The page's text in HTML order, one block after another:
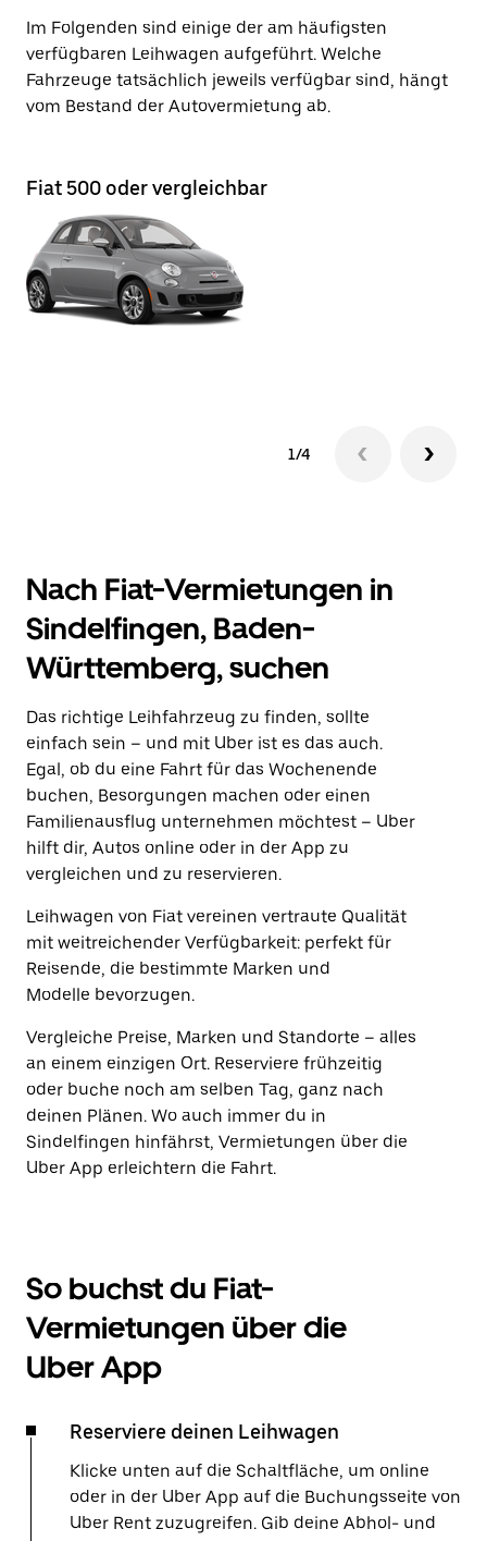
Im Folgenden sind einige der am häufigsten
verfügbaren Leihwagen aufgeführt. Welche
Fahrzeuge tatsächlich jeweils verfügbar sind, hängt
vom Bestand der Autovermietung ab.
Fiat 500 oder vergleichbar
1/4
Nach Fiat-Vermietungen in
Sindelfingen, Baden-
Württemberg, suchen
Das richtige Leihfahrzeug zu finden, sollte
einfach sein – und mit Uber ist es das auch.
Egal, ob du eine Fahrt für das Wochenende
buchen, Besorgungen machen oder einen
Familienausflug unternehmen möchtest – Uber
hilft dir, Autos online oder in der App zu
vergleichen und zu reservieren.
Leihwagen von Fiat vereinen vertraute Qualität
mit weitreichender Verfügbarkeit: perfekt für
Reisende, die bestimmte Marken und
Modelle bevorzugen.
Vergleiche Preise, Marken und Standorte – alles
an einem einzigen Ort. Reserviere frühzeitig
oder buche noch am selben Tag, ganz nach
deinen Plänen. Wo auch immer du in
Sindelfingen hinfährst, Vermietungen über die
Uber App erleichtern die Fahrt.
So buchst du Fiat-
Vermietungen über die
Uber App
Reserviere deinen Leihwagen
Klicke unten auf die Schaltfläche, um online
oder in der Uber App auf die Buchungsseite von
Uber Rent zuzugreifen. Gib deine Abhol- und